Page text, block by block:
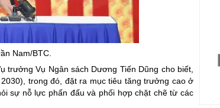
Giảm nghèo bền vững
Đưa nghị quyết của Đảng vào cuộc sống
Bầu cử đại biểu Quốc hội khóa XVI và đại
Đại hội Đảng các cấp
Gia đình hạnh phúc bền vững
Nam/BTC.
Vụ Ngân sách Dương Tiến Dũng cho biết,
trong đó, đặt ra mục tiêu tăng trưởng cao ở
sự nỗ lực phấn đấu và phối hợp chặt chẽ từ các